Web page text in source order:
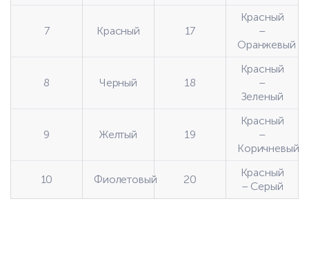
7 Красный 17
Красный
–
Оранжевый
8 Черный 18
Красный
–
Зеленый
9 Желтый 19
Красный
–
Коричневый
10 Фиолетовый 20
Красный
– Серый